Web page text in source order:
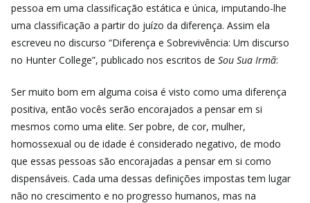
pessoa em uma classificação estática e única, imputando-lhe
uma classificação a partir do juízo da diferença. Assim ela
escreveu no discurso “Diferença e Sobrevivência: Um discurso
no Hunter College”, publicado nos escritos de Sou Sua Irmã:
Ser muito bom em alguma coisa é visto como uma diferença
positiva, então vocês serão encorajados a pensar em si
mesmos como uma elite. Ser pobre, de cor, mulher,
homossexual ou de idade é considerado negativo, de modo
que essas pessoas são encorajadas a pensar em si como
dispensáveis. Cada uma dessas definições impostas tem lugar
não no crescimento e no progresso humanos, mas na